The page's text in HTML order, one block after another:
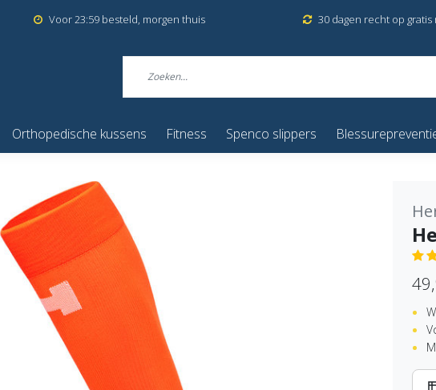
Voor 23:59 besteld, morgen thuis 30 dagen recht op
Orthopedische kussens Fitness Spenco slippers